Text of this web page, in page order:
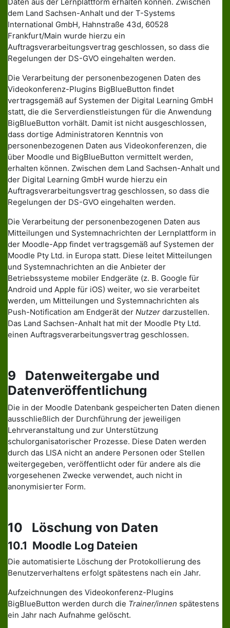
dem Land Sachsen-Anhalt und der T-Systems
International GmbH, Hahnstraße 43d, 60528
Frankfurt/Main wurde hierzu ein
Auftragsverarbeitungsvertrag geschlossen, so dass die
Regelungen der DS-GVO eingehalten werden.
Die Verarbeitung der personenbezogenen Daten des
Videokonferenz-Plugins BigBlueButton findet
vertragsgemäß auf Systemen der Digital Learning GmbH
statt, die die Serverdienstleistungen für die Anwendung
BigBlueButton vorhält. Damit ist nicht ausgeschlossen,
dass dortige Administratoren Kenntnis von
personenbezogenen Daten aus Videokonferenzen, die
über Moodle und BigBlueButton vermittelt werden,
erhalten können. Zwischen dem Land Sachsen-Anhalt und
der Digital Learning GmbH wurde hierzu ein
Auftragsverarbeitungsvertrag geschlossen, so dass die
Regelungen der DS-GVO eingehalten werden.
Die Verarbeitung der personenbezogenen Daten aus
Mitteilungen und Systemnachrichten der Lernplattform in
der Moodle-App findet vertragsgemäß auf Systemen der
Moodle Pty Ltd. in Europa statt. Diese leitet Mitteilungen
und Systemnachrichten an die Anbieter der
Betriebssysteme mobiler Endgeräte (z. B. Google für
Android und Apple für iOS) weiter, wo sie verarbeitet
werden, um Mitteilungen und Systemnachrichten als
Push-Notification am Endgerät der Nutzer darzustellen.
Das Land Sachsen-Anhalt hat mit der Moodle Pty Ltd.
einen Auftragsverarbeitungsvertrag geschlossen.
9 Datenweitergabe und
Datenveröffentlichung
Die in der Moodle Datenbank gespeicherten Daten dienen
ausschließlich der Durchführung der jeweiligen
Lehrveranstaltung und zur Unterstützung
schulorganisatorischer Prozesse. Diese Daten werden
durch das LISA nicht an andere Personen oder Stellen
weitergegeben, veröffentlicht oder für andere als die
vorgesehenen Zwecke verwendet, auch nicht in
anonymisierter Form.
10 Löschung von Daten
10.1 Moodle Log Dateien
Die automatisierte Löschung der Protokollierung des
Benutzerverhaltens erfolgt spätestens nach ein Jahr.
Aufzeichnungen des Videokonferenz-Plugins
BigBlueButton werden durch die Trainer/innen spätestens
ein Jahr nach Aufnahme gelöscht.